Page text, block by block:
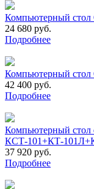
Компьютерный
24 680 руб.
Подробнее
Компьютерный
42 400 руб.
Подробнее
Компьютерный стол
КСТ-101+КТ-
37 920 руб.
Подробнее